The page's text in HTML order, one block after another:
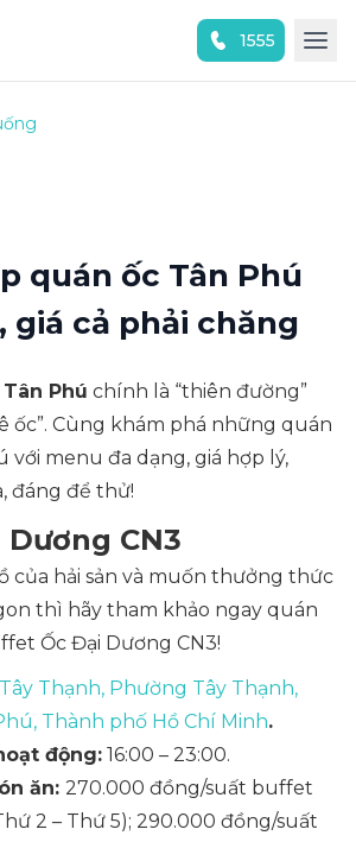
1555
quán ốc Tân Phú
giá cả phải chăng
Phú chính là “thiên đường”
ốc”. Cùng khám phá những quán
với menu đa dạng, giá hợp lý,
đáng để thử!
CN3
của hải sản và muốn thưởng thức
thì hãy tham khảo ngay quán
Ốc Đại Dương CN3!
Thạnh, Phường Tây Thạnh,
Thành phố Hồ Chí Minh.
động: 16:00 – 23:00.
ăn: 270.000 đồng/suất buffet
2 – Thứ 5); 290.000 đồng/suất